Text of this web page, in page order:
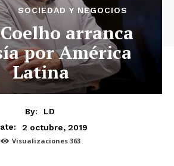
SOCIEDAD Y NEGOCIOS
arranca
por América
Latina
By:
LD
2 octubre, 2019
Visualizaciones 363